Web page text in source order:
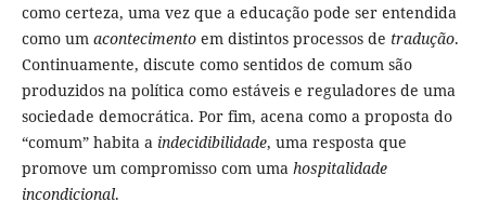
como certeza, uma vez que a educação pode ser entendida
como um acontecimentoem distintos processos de tradução.
Continuamente, discute como sentidos de comum são
produzidos na política como estáveis e reguladores de uma
sociedade democrática. Por fim, acena como a proposta do
“comum” habita a indecidibilidade, uma resposta que
promove um compromisso com uma hospitalidade
incondicional.